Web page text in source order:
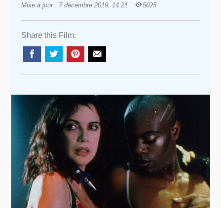
Mise à jour : 7 décembre 2019, 14:21
5025
Share this Film: